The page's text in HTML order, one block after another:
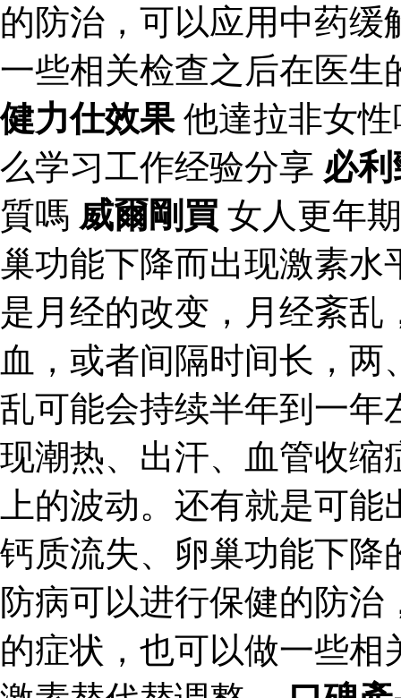
的防治，可以应用中药
一些相关检查之后在医生
健力仕效果他達拉非女性
么学习工作经验分享 必
質嗎 威爾剛買 女人更年
巢功能下降而出现激素水
是月经的改变，月经紊
血，或者间隔时间长，
乱可能会持续半年到一年
现潮热、出汗、血管收缩
上的波动。还有就是可
钙质流失、卵巢功能下降
防病可以进行保健的防
的症状，也可以做一些